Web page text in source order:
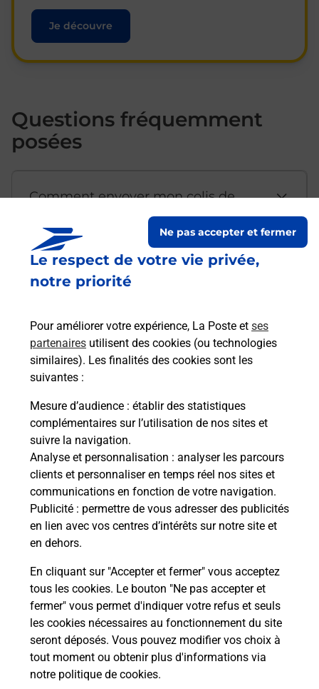
Le respect de votre vie privée,
notre priorité
Pour améliorer votre expérience, La Poste et ses
partenaires utilisent des cookies (ou technologies
similaires). Les finalités des cookies sont les
suivantes :
Mesure d’audience : établir des statistiques
complémentaires sur l’utilisation de nos sites et
suivre la navigation.
Analyse et personnalisation : analyser les parcours
clients et personnaliser en temps réel nos sites et
communications en fonction de votre navigation.
Publicité : permettre de vous adresser des publicités
en lien avec vos centres d’intérêts sur notre site et
en dehors.
En cliquant sur "Accepter et fermer" vous acceptez
tous les cookies. Le bouton "Ne pas accepter et
fermer" vous permet d'indiquer votre refus et seuls
les cookies nécessaires au fonctionnement du site
seront déposés. Vous pouvez modifier vos choix à
tout moment ou obtenir plus d'informations via
notre politique de cookies.
Ne pas accepter et fermer
Je découvre
Questions fréquemment
posées
Comment envoyer mon colis de
Est-il possible d’acheter un
emballage directement depuis un
Comment demander une
modification de livraison ?
Comment La Poste participe-t-elle
à votre sécurité au quotidien ?
Puis-je passer mon code de la route
avec La Poste et sous quelles
conditions ?
Localiser Liste Meuse MONTIERS SUR SAULX